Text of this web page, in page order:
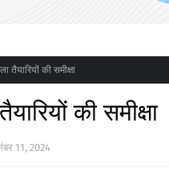
तैयारियों की समीक्षा
की समीक्षा
11, 2024